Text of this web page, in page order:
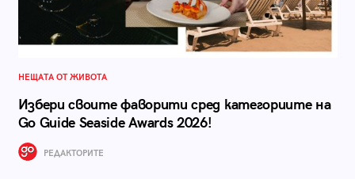
НЕЩАТА ОТ ЖИВОТА
Избери своите фаворити сред категориите на
Go Guide Seaside Awards 2026!
РЕДАКТОРИТЕ